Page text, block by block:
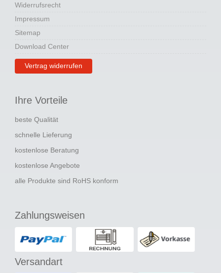
Widerrufsrecht
Impressum
Sitemap
Download Center
Vertrag widerrufen
Ihre Vorteile
beste Qualität
schnelle Lieferung
kostenlose Beratung
kostenlose Angebote
alle Produkte sind RoHS konform
Zahlungsweisen
Versandart